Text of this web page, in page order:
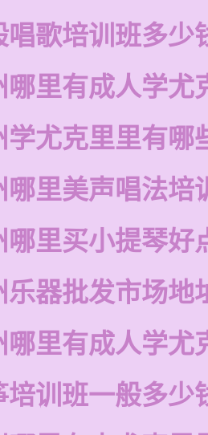
唱歌培训班多少
哪里有成人学尤
学尤克里里有哪
哪里美声唱法培
哪里买小提琴好
乐器批发市场地
哪里有成人学尤
培训班一般多少